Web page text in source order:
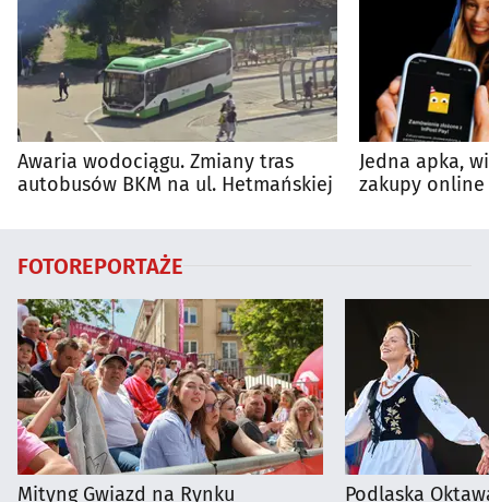
Awaria wodociągu. Zmiany tras
autobusów BKM na ul. Hetmańskiej
Jedna apka,
zakupy online
FOTOREPORTAŻE
Mityng Gwiazd na Rynku Podlaska